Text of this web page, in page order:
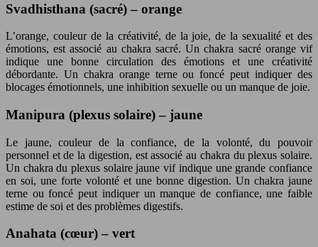
Svadhisthana (sacré) – orange
L’orange, couleur de la créativité, de la joie, de la sexualité et des
émotions, est associé au chakra sacré. Un chakra sacré orange vif
indique une bonne circulation des émotions et une créativité
débordante. Un chakra orange terne ou foncé peut indiquer des
blocages émotionnels, une inhibition sexuelle ou un manque de joie.
Manipura (plexus solaire) – jaune
Le jaune, couleur de la confiance, de la volonté, du pouvoir
personnel et de la digestion, est associé au chakra du plexus solaire.
Un chakra du plexus solaire jaune vif indique une grande confiance
en soi, une forte volonté et une bonne digestion. Un chakra jaune
terne ou foncé peut indiquer un manque de confiance, une faible
estime de soi et des problèmes digestifs.
Anahata (cœur) – vert